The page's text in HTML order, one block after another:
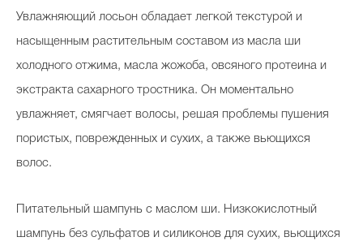
Увлажняющий лосьон обладает легкой текстурой и
насыщенным растительным составом из масла ши
холодного отжима, масла жожоба, овсяного протеина и
экстракта сахарного тростника. Он моментально
увлажняет, смягчает волосы, решая проблемы пушения
пористых, поврежденных и сухих, а также вьющихся
волос.
Питательный шампунь с маслом ши. Низкокислотный
шампунь без сульфатов и силиконов для сухих, вьющихся